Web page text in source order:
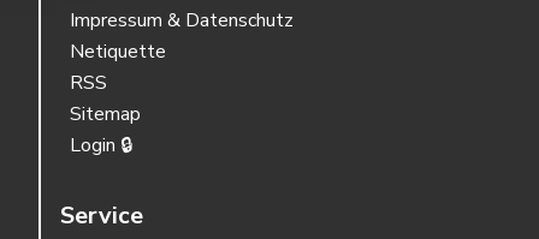
Impressum & Datenschutz
Netiquette
RSS
Sitemap
Login 🔒
Service